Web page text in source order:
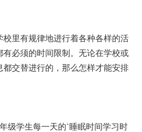
里有规律地进行着各种各样的活
有必须的时间限制。无论在学校或
都交替进行的，那么怎样才能安排
学生每一天的`睡眠时间学习时